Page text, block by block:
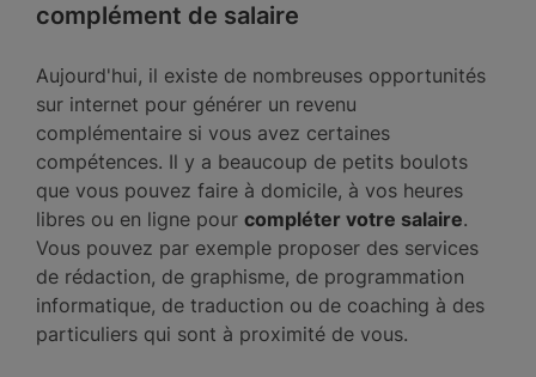
complément de salaire
Aujourd'hui, il existe de nombreuses opportunités
sur internet pour générer un revenu
complémentaire si vous avez certaines
compétences. Il y a beaucoup de petits boulots
que vous pouvez faire à domicile, à vos heures
libres ou en ligne pour compléter votre salaire.
Vous pouvez par exemple proposer des services
de rédaction, de graphisme, de programmation
informatique, de traduction ou de coaching à des
particuliers qui sont à proximité de vous.